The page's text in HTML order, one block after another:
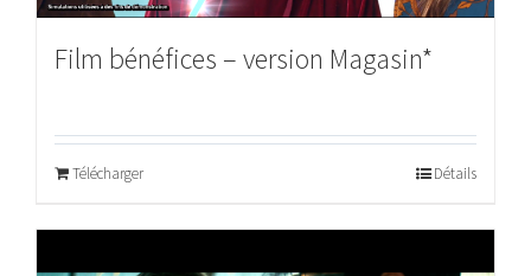
Film bénéfices – version Magasin*
Télécharger Détails